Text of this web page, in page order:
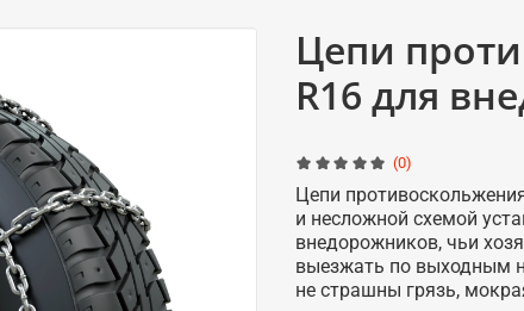
(0)
Цепи
R16 для
Цепи
и несложной схемой
внедорожников, чьи
выезжать по выходным
не страшны грязь,